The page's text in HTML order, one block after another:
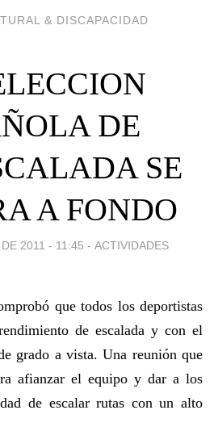
& DISCAPACIDAD
DE
SE
A FONDO
2011 - 11:45 - ACTIVIDADES
que todos los deportistas
de escalada y con el
grado a vista. Una reunión que
afianzar el equipo y dar a los
de escalar rutas con un alto